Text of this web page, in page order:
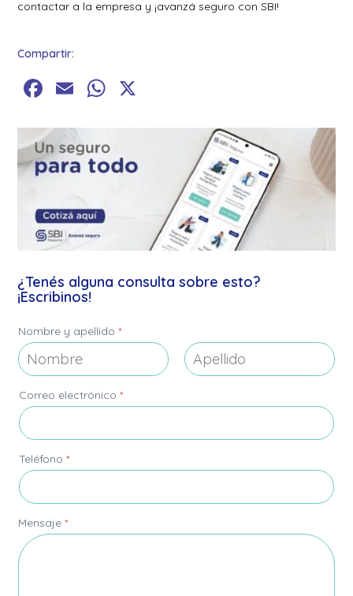
contactar a la empresa y ¡avanzá seguro con SBI!
Compartir:
Facebook
EmailWhatsApp
¿Tenés alguna consulta sobre esto?
¡Escribinos!
Nombre y apellido*
Correo electrónico*
Teléfono*
e
e
Mensaje*